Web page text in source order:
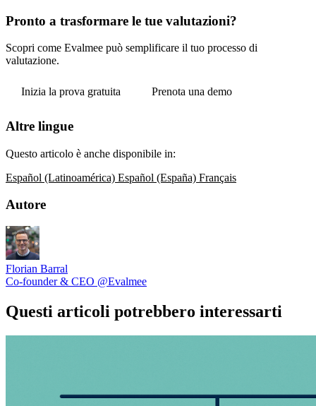
Pronto a trasformare le tue valutazioni?
Scopri come Evalmee può semplificare il tuo processo di
valutazione.
Inizia la prova gratuita Prenota una demo
Altre lingue
Questo articolo è anche disponibile in:
Español (Latinoamérica) Español (España) Français
Autore
Florian Barral
Co-founder & CEO @Evalmee
Questi articoli potrebbero interessarti